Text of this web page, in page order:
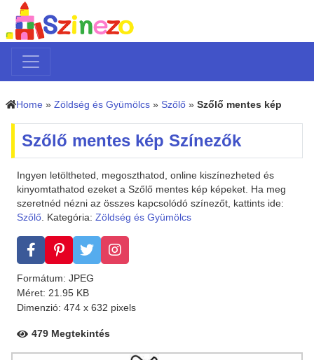
Home » Zöldség és Gyümölcs » Szőlő » Szőlő mentes kép
Szőlő mentes kép Színezők
Ingyen letöltheted, megoszthatod, online kiszínezheted és
kinyomtathatod ezeket a Szőlő mentes kép képeket. Ha meg
szeretnéd nézni az összes kapcsolódó színezőt, kattints ide:
Szőlő. Kategória: Zöldség és Gyümölcs
Formátum: JPEG
Méret: 21.95 KB
Dimenzió: 474 x 632 pixels
479 Megtekintés